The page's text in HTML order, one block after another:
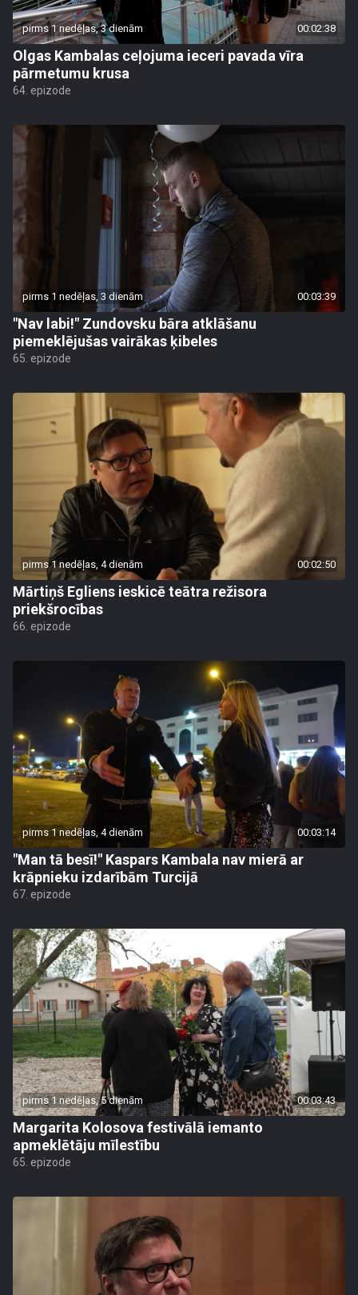
pirms 1 nedēļas, 3 dienām 00:02:38
Olgas Kambalas ceļojuma ieceri pavada vīra
pārmetumu krusa
64. epizode
pirms 1 nedēļas, 3 dienām 00:03:39
"Nav labi!" Zundovsku bāra atklāšanu
piemeklējušas vairākas ķibeles
65. epizode
pirms 1 nedēļas, 4 dienām 00:02:50
Mārtiņš Egliens ieskicē teātra režisora
priekšrocības
66. epizode
pirms 1 nedēļas, 4 dienām 00:03:14
"Man tā besī!" Kaspars Kambala nav mierā ar
krāpnieku izdarībām Turcijā
67. epizode
pirms 1 nedēļas, 5 dienām 00:03:43
Margarita Kolosova festivālā iemanto
apmeklētāju mīlestību
65. epizode